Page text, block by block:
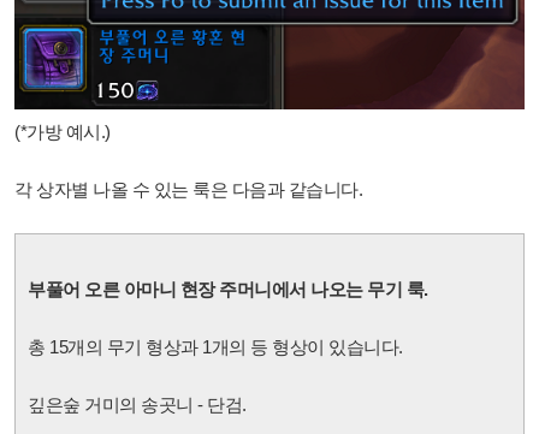
(*가방 예시.)
각 상자별 나올 수 있는 룩은 다음과 같습니다.
부풀어 오른 아마니 현장 주머니에서 나오는 무기 룩.
총 15개의 무기 형상과 1개의 등 형상이 있습니다.
깊은숲 거미의 송곳니 - 단검.